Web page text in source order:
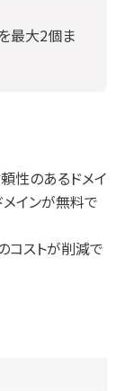
最大2個ま
性のあるドメイ
インが無料で
コストが削減で